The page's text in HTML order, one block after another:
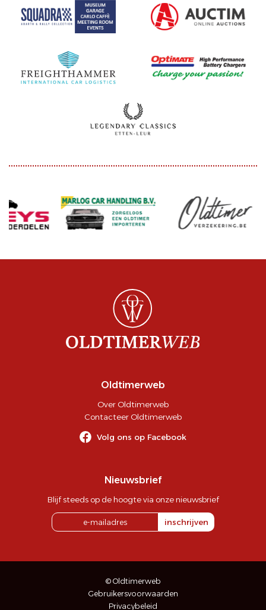
Oldtimerweb
Over Oldtimerweb
Contacteer Oldtimerweb
Volg ons op Facebook
Nieuwsbrief
Blijf steeds op de hoogte via onze nieuwsbrief
inschrijven
© Oldtimerweb
Gebruikersvoorwaarden
Privacybeleid